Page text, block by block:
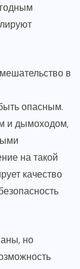
в
опасным.
и дымоходом,
на такой
качество
но